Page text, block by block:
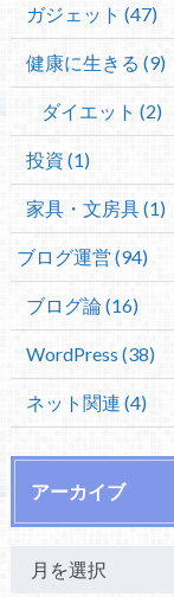
ガジェット (47)
健康に生きる (9)
ダイエット (2)
投資 (1)
家具・文房具 (1)
ブログ運営 (94)
ブログ論 (16)
WordPress (38)
ネット関連 (4)
アーカイブ